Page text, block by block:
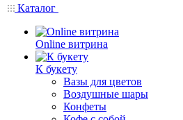
Каталог
Online витрина
К букету
Вазы для цветов
Воздушные шары
Конфеты